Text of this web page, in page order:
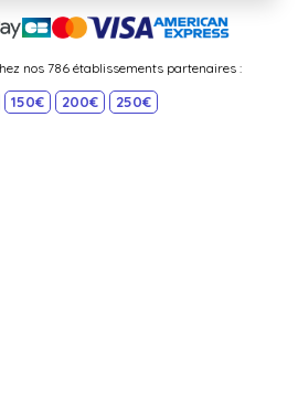
nos 786 établissements partenaires :
150€ 200€ 250€